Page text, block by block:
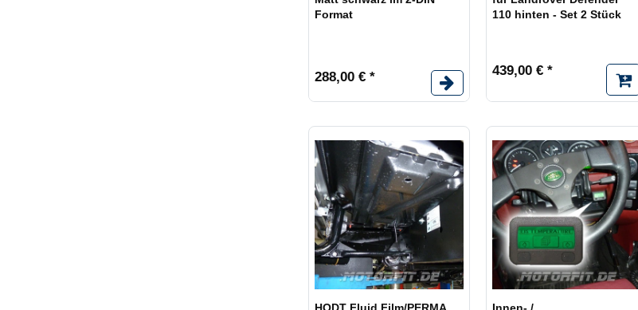
Format
288,00 € *
110 hinten - Set 2 Stück
439,00 € *